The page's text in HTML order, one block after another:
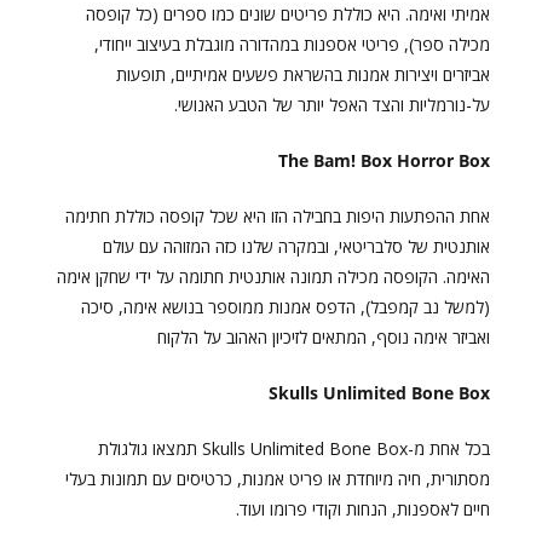
אמיתי ואימה. היא כוללת פריטים שונים כמו ספרים (כל קופסה
מכילה ספר), פריטי אספנות במהדורה מוגבלת בעיצוב ייחודי,
אביזרים ויצירות אמנות בהשראת פשעים אמיתיים, תופעות
על-נורמליות והצד האפל יותר של הטבע האנושי.
The Bam! Box Horror Box
אחת ההפתעות היפות בחבילה הזו היא שכל קופסה כוללת חתימה
אותנטית של סלבריטאי, ובמקרה שלנו כזה המזוהה עם עולם
האימה. הקופסה מכילה תמונה אותנטית חתומה על ידי שחקן אימה
(למשל נב קמפבל), הדפס אמנות ממוספר בנושא אימה, סיכה
ואביזר אימה נוסף, המתאים לזיכיון האהוב על הלקוח
Skulls Unlimited Bone Box
בכל אחת מ-Skulls Unlimited Bone Box תמצאו גולגולת
מסתורית, חיה מיוחדת או פריט אמנות, כרטיסים עם תמונות בעלי
חיים לאספנות, הנחות וקודי פרומו ועוד.